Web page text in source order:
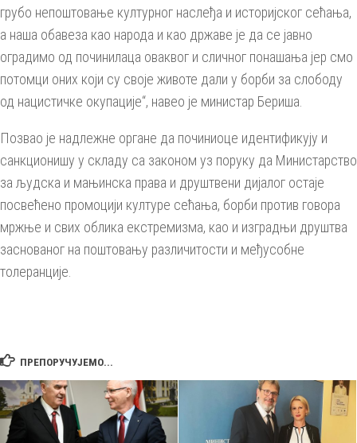
грубо непоштовање културног наслеђа и историјског сећања,
а наша обавеза као народа и као државе је да се јавно
оградимо од починилаца оваквог и сличног понашања јер смо
потомци оних који су своје животе дали у борби за слободу
од нацистичке окупације“, навео је министар Бериша.
Позвао је надлежне органе да починиоце идентификују и
санкционишу у складу са законом уз поруку да Министарство
за људска и мањинска права и друштвени дијалог остаје
посвећено промоцији културе сећања, борби против говора
мржње и свих облика екстремизма, као и изградњи друштва
заснованог на поштовању различитости и међусобне
толеранције.
ПРЕПОРУЧУЈЕМО...